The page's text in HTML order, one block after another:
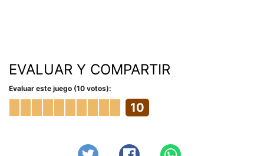
EVALUAR Y COMPARTIR
Evaluar este juego (10 votos):
10